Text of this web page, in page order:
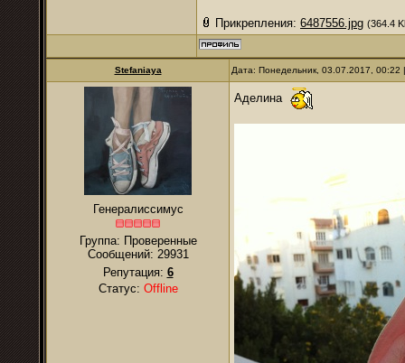
Прикрепления: 6487556.jpg (364.4
Stefaniaya Дата: Понедельник, 03.07.2017,
Генералиссимус
Группа: Проверенные
Сообщений: 29931
Репутация: 6
Статус: Offline
Аделина